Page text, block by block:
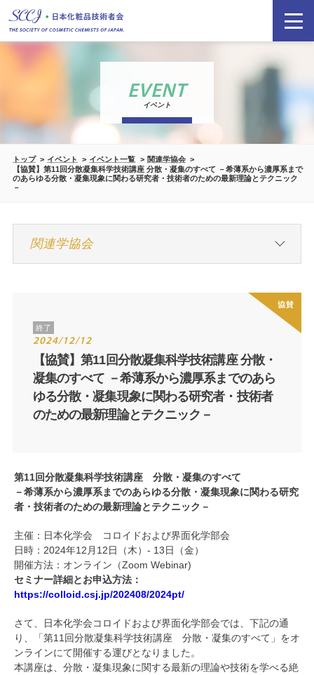
EVENT
イベント
トップ イベント イベント一覧
関連学協会
【協賛】第11回分散凝集科学技術講座 分散・凝集のすべて －希薄系から濃厚系まで
のあらゆる分散・凝集現象に関わる研究者・技術者のための最新理論とテクニック
－
終了
2024/12/12
【協賛】第11回分散凝集科学技術講座 分散・
凝集のすべて －希薄系から濃厚系までのあら
ゆる分散・凝集現象に関わる研究者・技術者
のための最新理論とテクニック－
第11回分散凝集科学技術講座 分散・凝集のすべて
－希薄系から濃厚系までのあらゆる分散・凝集現象に関わる研究
者・技術者のための最新理論とテクニック－
主催：日本化学会 コロイドおよび界面化学部会
日時：2024年12月12日（木）- 13日（金）
開催方法：オンライン（Zoom Webinar)
セミナー詳細とお申込方法：
https://colloid.csj.jp/202408/2024pt/
さて、日本化学会コロイドおよび界面化学部会では、下記の通
り、「第11回分散凝集科学技術講座 分散・凝集のすべて」をオ
ンラインにて開催する運びとなりました。
本講座は、分散・凝集現象に関する最新の理論や技術を学べる絶